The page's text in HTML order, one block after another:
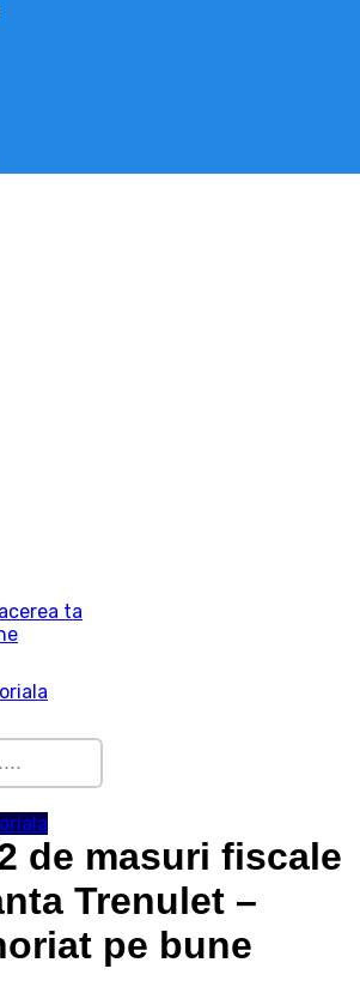
ta
de masuri fiscale
Trenulet –
pe bune